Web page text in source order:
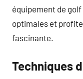
équipement de
optimales et
fascinante.
Techniques